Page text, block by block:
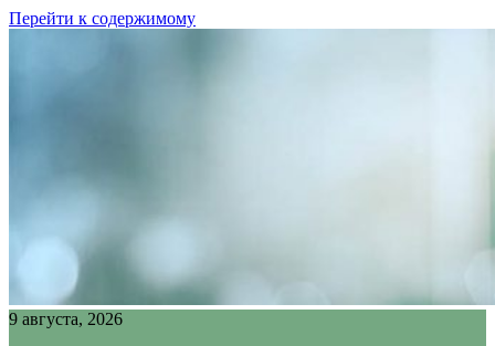
Перейти к содержимому
9 августа, 2026